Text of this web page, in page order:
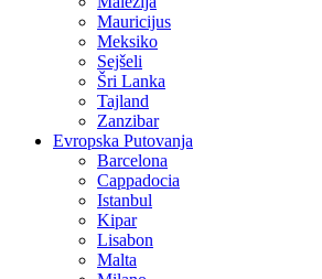
Mauricijus
Meksiko
Sejšeli
Šri Lanka
Tajland
Zanzibar
Evropska Putovanja
Barcelona
Cappadocia
Istanbul
Kipar
Lisabon
Malta